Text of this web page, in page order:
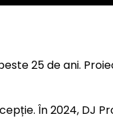
25 de ani.
În 2024, DJ